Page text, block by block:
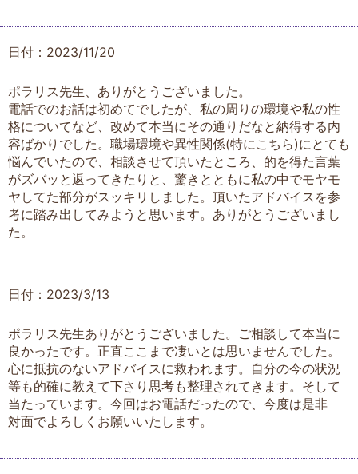
日付：2023/11/20
ポラリス先生、ありがとうございました。
電話でのお話は初めてでしたが、私の周りの環境や私の性
格についてなど、改めて本当にその通りだなと納得する内
容ばかりでした。職場環境や異性関係(特にこちら)にとても
悩んでいたので、相談させて頂いたところ、的を得た言葉
がズバッと返ってきたりと、驚きとともに私の中でモヤモ
ヤしてた部分がスッキリしました。頂いたアドバイスを参
考に踏み出してみようと思います。ありがとうございまし
た。
日付：2023/3/13
ポラリス先生ありがとうございました。ご相談して本当に
良かったです。正直ここまで凄いとは思いませんでした。
心に抵抗のないアドバイスに救われます。自分の今の状況
等も的確に教えて下さり思考も整理されてきます。そして
当たっています。今回はお電話だったので、今度は是非
対面でよろしくお願いいたします。